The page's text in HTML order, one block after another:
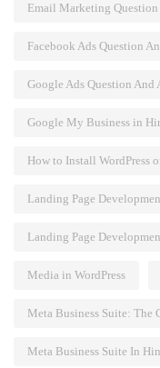
Email Marketing Question
Facebook Ads Question
Google Ads Question And
Google My Business in
How to Install WordPress
Landing Page
Landing Page
Media in WordPress
Meta Business Suite:
Meta Business Suite In